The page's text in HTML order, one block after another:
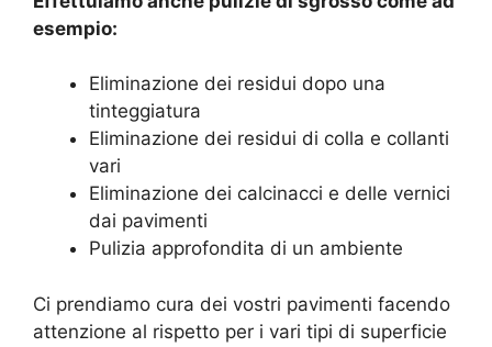
esempio:
Eliminazione dei residui dopo una
tinteggiatura
Eliminazione dei residui di colla e collanti
vari
Eliminazione dei calcinacci e delle vernici
dai pavimenti
Pulizia approfondita di un ambiente
Ci prendiamo cura dei vostri pavimenti facendo
attenzione al rispetto per i vari tipi di superficie